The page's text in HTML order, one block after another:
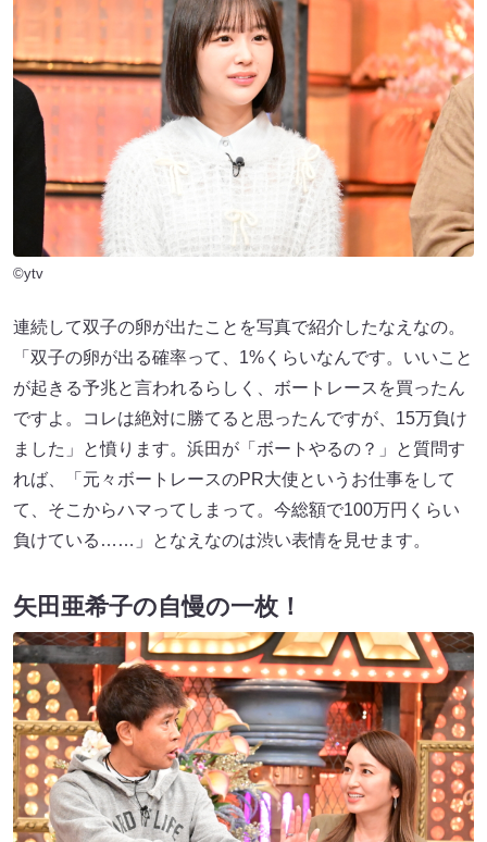
©ytv
連続して双子の卵が出たことを写真で紹介したなえなの。
「双子の卵が出る確率って、1%くらいなんです。いいこと
が起きる予兆と言われるらしく、ボートレースを買ったん
ですよ。コレは絶対に勝てると思ったんですが、15万負け
ました」と憤ります。浜田が「ボートやるの？」と質問す
れば、「元々ボートレースのPR大使というお仕事をして
て、そこからハマってしまって。今総額で100万円くらい
負けている……」となえなのは渋い表情を見せます。
矢田亜希子の自慢の一枚！